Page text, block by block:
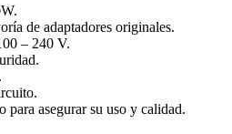
de adaptadores originales.
– 240 V.
para asegurar su uso y calidad.